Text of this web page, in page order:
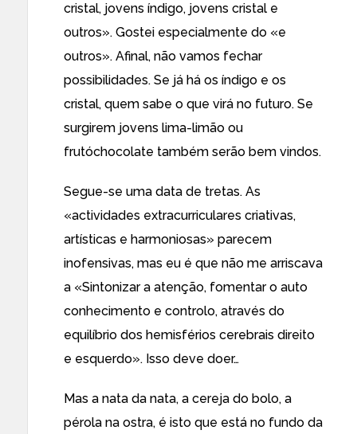
cristal, jovens índigo, jovens cristal e
outros». Gostei especialmente do «e
outros». Afinal, não vamos fechar
possibilidades. Se já há os índigo e os
cristal, quem sabe o que virá no futuro. Se
surgirem jovens lima-limão ou
frutóchocolate também serão bem vindos.
Segue-se uma data de tretas. As
«actividades extracurriculares criativas,
artísticas e harmoniosas» parecem
inofensivas, mas eu é que não me arriscava
a «Sintonizar a atenção, fomentar o auto
conhecimento e controlo, através do
equilíbrio dos hemisférios cerebrais direito
e esquerdo». Isso deve doer…
Mas a nata da nata, a cereja do bolo, a
pérola na ostra, é isto que está no fundo da